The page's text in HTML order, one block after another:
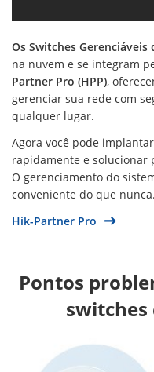
Os Switches Gerenciáveis
na nuvem e se integram
Partner Pro (HPP),
gerenciar sua rede com
qualquer lugar.
Agora você pode
rapidamente e solucionar
O gerenciamento do
conveniente do que nunca.
Hik-Partner Pro
Pontos
switches